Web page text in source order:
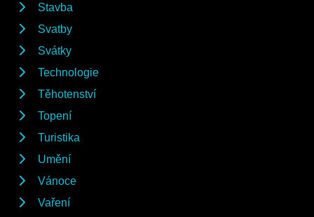
Stavba
Svatby
Svátky
Technologie
Těhotenství
Topení
Turistika
Umění
Vánoce
Vaření